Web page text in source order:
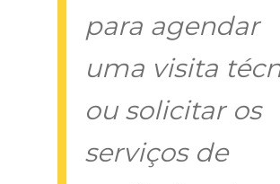
para agendar
uma visita
ou solicitar os
serviços de